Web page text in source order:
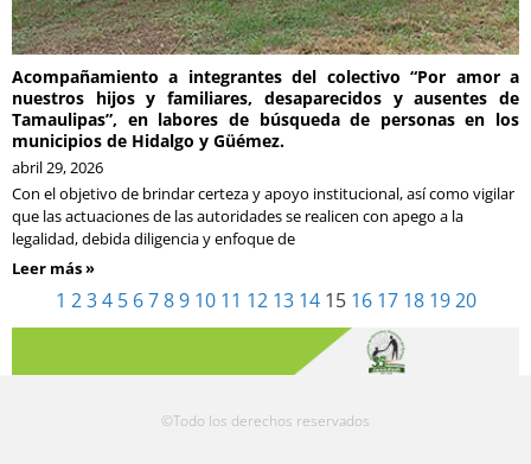
Acompañamiento a integrantes del colectivo “Por amor a
nuestros hijos y familiares, desaparecidos y ausentes de
Tamaulipas”, en labores de búsqueda de personas en los
municipios de Hidalgo y Güémez.
abril 29, 2026
Con el objetivo de brindar certeza y apoyo institucional, así como vigilar
que las actuaciones de las autoridades se realicen con apego a la
legalidad, debida diligencia y enfoque de
Leer más »
1 2 3 4 5 6 7 8 9 10 11 12 13 14 15 16 17 18 19 20
©Todo los derechos reservados